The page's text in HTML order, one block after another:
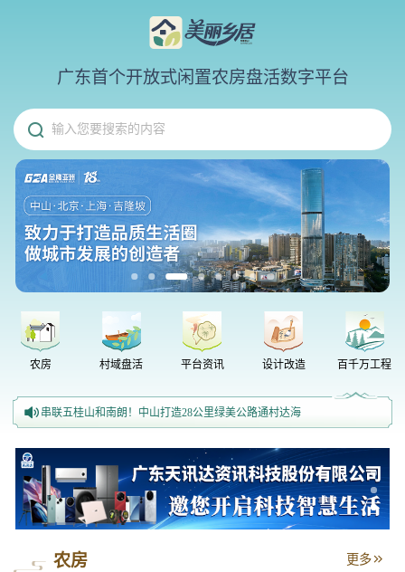
广东首个开放式闲置农房盘活数字平台
输入您要搜索的内容
农房 村域盘活 平台资讯 设计改造 百千万工程
省级表彰！中山文旅集团“美丽乡居”平台斩获优秀运营奖
小米澎程系列增程SUV正式发布！中山万象汇店现车已到店，诚邀各位评鉴
中山保利“悦系”，交付眼见为实的东方生活
串联五桂山和南朗！中山打造28公里绿美公路通村达海
省级表彰！中山文旅集团“美丽乡居”平台斩获优秀运营奖
农房 更多